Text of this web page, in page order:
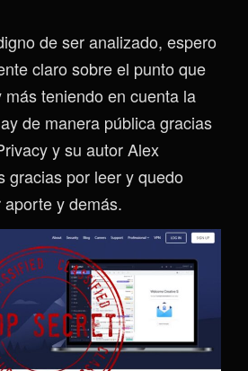
de ser analizado, espero
claro sobre el punto que
teniendo en cuenta la
de manera pública gracias
y su autor Alex
gracias por leer y quedo
y demás.